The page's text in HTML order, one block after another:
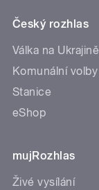
Český rozhlas
Válka na Ukrajině
Komunální volby
Stanice
eShop
mujRozhlas
Živé vysílání